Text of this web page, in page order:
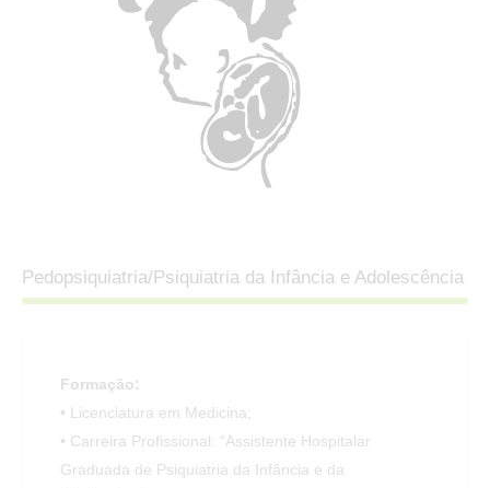
Pedopsiquiatria/Psiquiatria da Infância e Adolescência
Formação:
• Licenciatura em Medicina;
• Carreira Profissional: “Assistente Hospitalar
Graduada de Psiquiatria da Infância e da